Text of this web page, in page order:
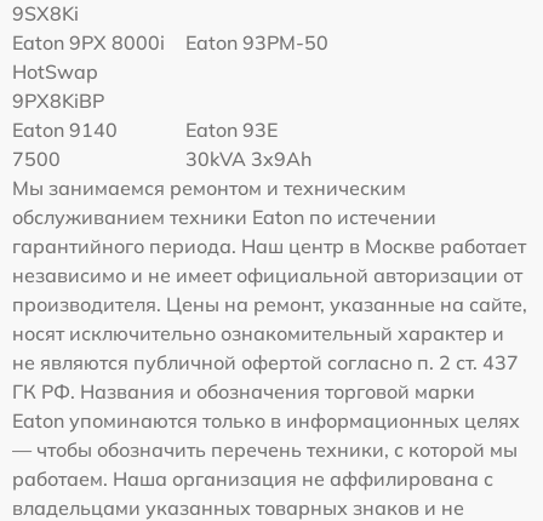
9SX8Ki
Eaton 9PX 8000i
HotSwap
9PX8KiBP
Eaton 93PM-50
Eaton 9140
7500
Eaton 93E
30kVA 3x9Ah
Мы занимаемся ремонтом и техническим
обслуживанием техники Eaton по истечении
гарантийного периода. Наш центр в Москве работает
независимо и не имеет официальной авторизации от
производителя. Цены на ремонт, указанные на сайте,
носят исключительно ознакомительный характер и
не являются публичной офертой согласно п. 2 ст. 437
ГК РФ. Названия и обозначения торговой марки
Eaton упоминаются только в информационных целях
— чтобы обозначить перечень техники, с которой мы
работаем. Наша организация не аффилирована с
владельцами указанных товарных знаков и не